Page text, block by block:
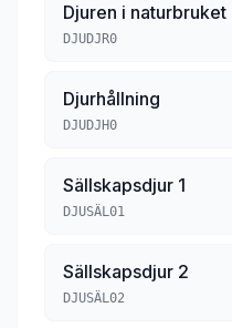
Djuren i naturbruket
DJUDJR0
Djurhållning
DJUDJH0
Sällskapsdjur 1
DJUSÄL01
Sällskapsdjur 2
DJUSÄL02